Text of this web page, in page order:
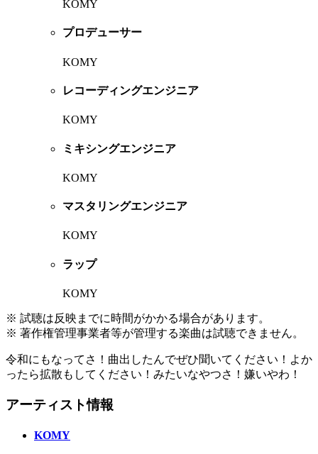
KOMY
プロデューサー
KOMY
レコーディングエンジニア
KOMY
ミキシングエンジニア
KOMY
マスタリングエンジニア
KOMY
ラップ
KOMY
※ 試聴は反映までに時間がかかる場合があります。
※ 著作権管理事業者等が管理する楽曲は試聴できません。
令和にもなってさ！曲出したんでぜひ聞いてください！よか
ったら拡散もしてください！みたいなやつさ！嫌いやわ！
アーティスト情報
KOMY